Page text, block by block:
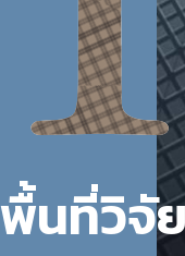
พื้นที่วิจั